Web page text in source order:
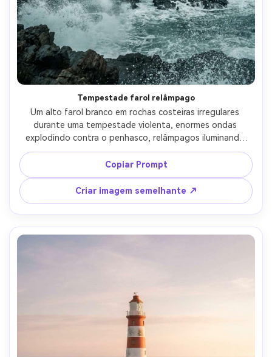
Tempestade farol relâmpago
Um alto farol branco em rochas costeiras irregulares
durante uma tempestade violenta, enormes ondas
explodindo contra o penhasco, relâmpagos iluminando
nuvens baixas, poderoso farol rotativo cortando a chuva,
cinematográfico azul e grau de cor de aço, disparado em
Sony A7IV, lente de 35 mm, f/2.8, obturador rápido para
congelar spray, foco nítido, gotículas de água e névoa
ultra-realistas, contraste dramático, fotografia costeira
profissional-AR 4:5
Copiar Prompt
Criar imagem semelhante ↗